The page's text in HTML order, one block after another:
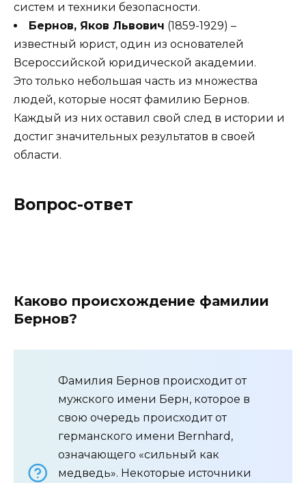
систем и техники безопасности.
Бернов, Яков Львович (1859-1929) –
известный юрист, один из основателей
Всероссийской юридической академии.
Это только небольшая часть из множества
людей, которые носят фамилию Бернов.
Каждый из них оставил свой след в истории и
достиг значительных результатов в своей
области.
Вопрос-ответ
Каково происхождение фамилии
Бернов?
Фамилия Бернов происходит от
мужского имени Берн, которое в
свою очередь происходит от
германского имени Bernhard,
означающего «сильный как
медведь». Некоторые источники